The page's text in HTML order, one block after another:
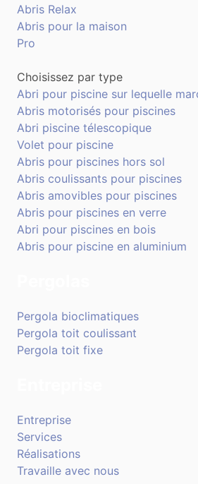
Abris Relax
Abris pour la maison
Pro
Choisissez par type
Abri pour piscine sur lequelle
Abris motorisés pour piscines
Abri piscine télescopique
Volet pour piscine
Abris pour piscines hors sol
Abris coulissants pour piscines
Abris amovibles pour piscines
Abris pour piscines en verre
Abri pour piscines en bois
Abris pour piscine en aluminium
Pergola bioclimatiques
Pergola toit coulissant
Pergola toit fixe
Entreprise
Services
Réalisations
Travaille avec nous